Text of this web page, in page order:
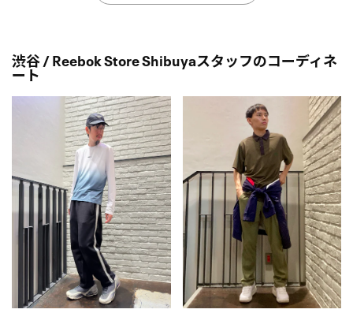
渋谷 / Reebok Store Shibuyaスタッフのコーディネ
ート